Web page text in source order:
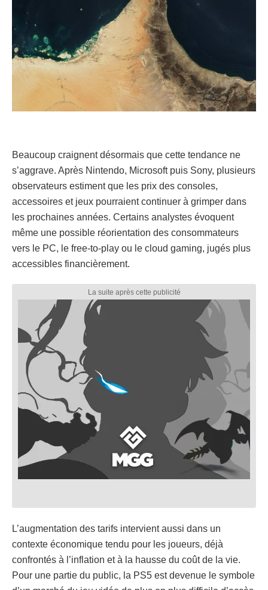
Beaucoup craignent désormais que cette tendance ne
s’aggrave. Après Nintendo, Microsoft puis Sony, plusieurs
observateurs estiment que les prix des consoles,
accessoires et jeux pourraient continuer à grimper dans
les prochaines années. Certains analystes évoquent
même une possible réorientation des consommateurs
vers le PC, le free-to-play ou le cloud gaming, jugés plus
accessibles financièrement.
L’augmentation des tarifs intervient aussi dans un
contexte économique tendu pour les joueurs, déjà
confrontés à l’inflation et à la hausse du coût de la vie.
Pour une partie du public, la PS5 est devenue le symbole